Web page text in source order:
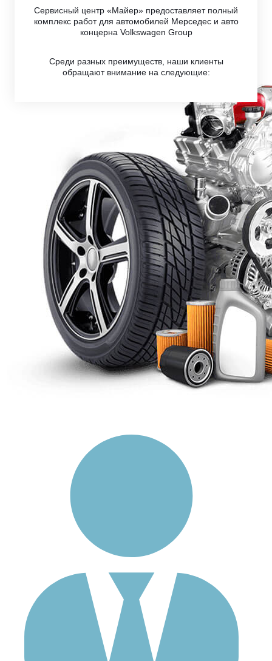
Сервисный центр «Майер» предоставляет полный
комплекс работ для автомобилей Мерседес и авто
концерна Volkswagen Group
Среди разных преимуществ, наши клиенты
обращают внимание на следующие: